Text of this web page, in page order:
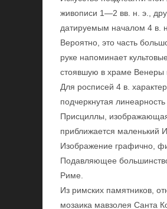
живописи 1—2 вв. н. э.,
датируемым началом 4 в.
Вероятно, это часть
руке напоминает
стоявшую в храме Венеры
Для росписей 4 в.
подчеркнутая
Присциллы,
приближается маленький
Изображение графично,
Подавляющее
Риме.
Из римских памятников,
мозаика мавзолея Санта